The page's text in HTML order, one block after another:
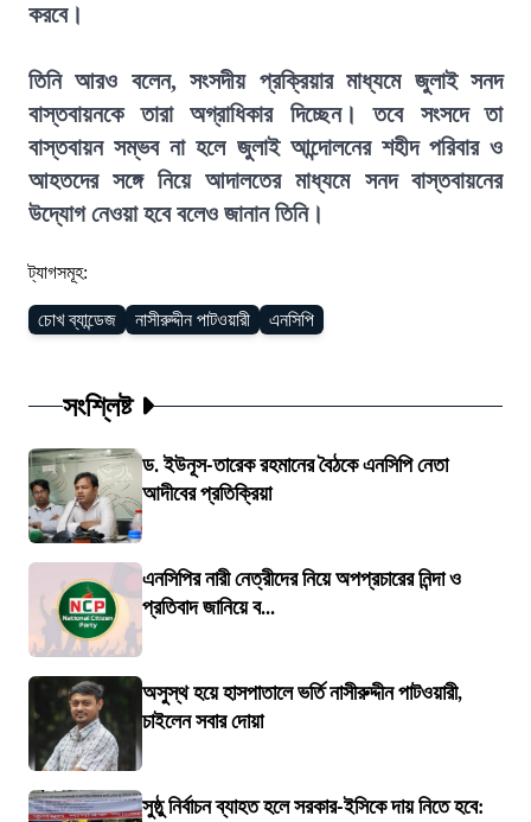
করবে।
তিনি আরও বলেন, সংসদীয় প্রক্রিয়ার মাধ্যমে জুলাই সনদ
বাস্তবায়নকে তারা অগ্রাধিকার দিচ্ছেন। তবে সংসদে তা
বাস্তবায়ন সম্ভব না হলে জুলাই আন্দোলনের শহীদ পরিবার ও
আহতদের সঙ্গে নিয়ে আদালতের মাধ্যমে সনদ বাস্তবায়নের
উদ্যোগ নেওয়া হবে বলেও জানান তিনি।
ট্যাগসমূহ:
চোখ ব্যান্ডেজ নাসীরুদ্দীন পাটওয়ারী এনসিপি
সংশ্লিষ্ট
ড. ইউনূস-তারেক রহমানের বৈঠকে এনসিপি নেতা
আদীবের প্রতিক্রিয়া
এনসিপির নারী নেত্রীদের নিয়ে অপপ্রচারের নিন্দা ও
প্রতিবাদ জানিয়ে ব...
অসুস্থ হয়ে হাসপাতালে ভর্তি নাসীরুদ্দীন পাটওয়ারী,
চাইলেন সবার দোয়া
সুষ্ঠু নির্বাচন ব্যাহত হলে সরকার-ইসিকে দায় নিতে হবে: